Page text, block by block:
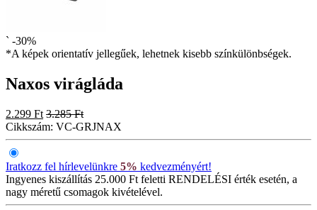
` -30%
*A képek orientatív jellegűek, lehetnek kisebb színkülönbségek.
Naxos virágláda
2.299 Ft 3.285 Ft
Cikkszám: VC-GRJNAX
Iratkozz fel hírlevelünkre 5% kedvezményért!
Ingyenes kiszállítás 25.000 Ft feletti RENDELÉSI érték esetén, a
nagy méretű csomagok kivételével.